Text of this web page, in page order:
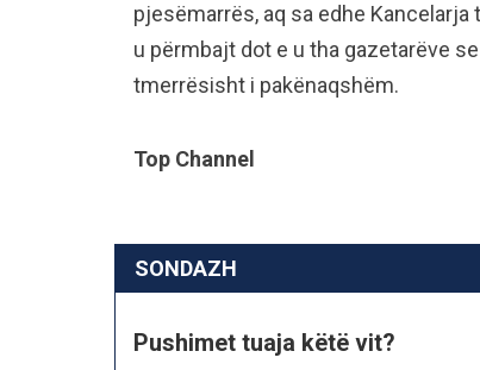
pjesëmarrës, aq sa edhe
u përmbajt dot e u tha gazetarëve
tmerrësisht i pakënaqshëm.
Top Channel
SONDAZH
Pushimet tuaja këtë vit?